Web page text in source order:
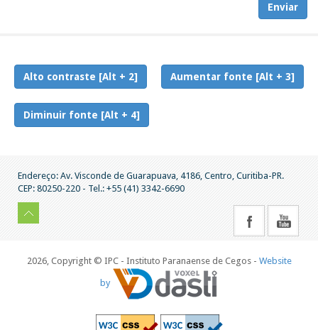
Enviar
Alto contraste [Alt + 2] Aumentar fonte [Alt + 3]
Diminuir fonte [Alt + 4]
Endereço: Av. Visconde de Guarapuava, 4186, Centro, Curitiba-PR.
CEP: 80250-220 - Tel.: +55 (41) 3342-6690
2026, Copyright © IPC - Instituto Paranaense de Cegos - Website
by